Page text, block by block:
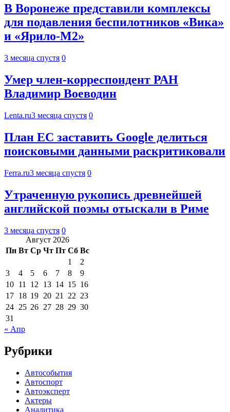
В Воронеже представили комплексы
для подавления беспилотников «Вика»
и «Ярило-М2»
3 месяца спустя 0
Умер член-корреспондент РАН
Владимир Воеводин
Lenta.ru3 месяца спустя 0
План ЕС заставить Google делиться
поисковыми данными раскритиковали
Ferra.ru3 месяца спустя 0
Утраченную рукопись древнейшей
английской поэмы отыскали в Риме
3 месяца спустя 0
Август 2026
Пн Вт Ср Чт Пт Сб Вс
1
2
3
4 5 6 7 8
9
10 11 12 13 14 15 16
17 18 19 20 21 22 23
24 25 26 27 28 29 30
31
« Апр
Рубрики
Автособытия
Автоспорт
Автоэксперт
Актеры
Аналитика